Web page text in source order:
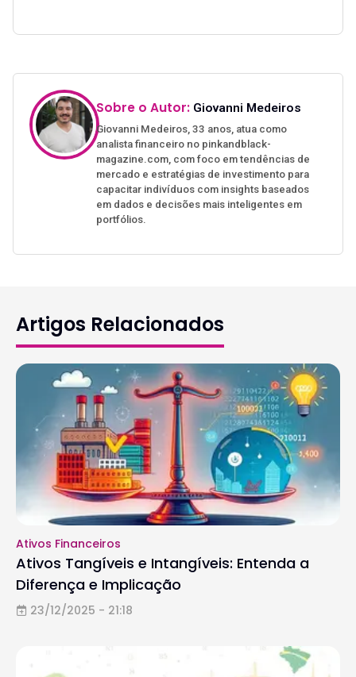
Sobre o Autor: Giovanni Medeiros
Giovanni Medeiros, 33 anos, atua como
analista financeiro no pinkandblack-
magazine.com, com foco em tendências de
mercado e estratégias de investimento para
capacitar indivíduos com insights baseados
em dados e decisões mais inteligentes em
portfólios.
Artigos Relacionados
Ativos Financeiros
Ativos Tangíveis e Intangíveis: Entenda a
Diferença e Implicação
23/12/2025 - 21:18